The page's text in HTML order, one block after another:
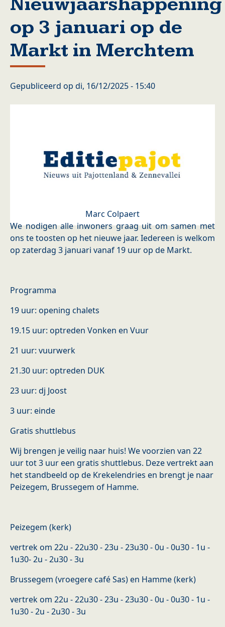
op 3 januari op de
Markt in Merchtem
Gepubliceerd op di, 16/12/2025 - 15:40
Marc Colpaert
We nodigen alle inwoners graag uit om samen met
ons te toosten op het nieuwe jaar. Iedereen is welkom
op zaterdag 3 januari vanaf 19 uur op de Markt.
Programma
19 uur: opening chalets
19.15 uur: optreden Vonken en Vuur
21 uur: vuurwerk
21.30 uur: optreden DUK
23 uur: dj Joost
3 uur: einde
Gratis shuttlebus
Wij brengen je veilig naar huis! We voorzien van 22
uur tot 3 uur een gratis shuttlebus. Deze vertrekt aan
het standbeeld op de Krekelendries en brengt je naar
Peizegem, Brussegem of Hamme.
Peizegem (kerk)
vertrek om 22u - 22u30 - 23u - 23u30 - 0u - 0u30 - 1u -
1u30- 2u - 2u30 - 3u
Brussegem (vroegere café Sas) en Hamme (kerk)
vertrek om 22u - 22u30 - 23u - 23u30 - 0u - 0u30 - 1u -
1u30 - 2u - 2u30 - 3u